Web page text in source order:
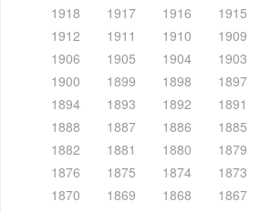
1918
1917 1916 1915
1912
1911 1910 1909
1906
1905 1904 1903
1900
1899 1898 1897
1894
1893 1892 1891
1888
1887 1886 1885
1882
1881 1880 1879
1876
1875 1874 1873
1870
1869 1868 1867